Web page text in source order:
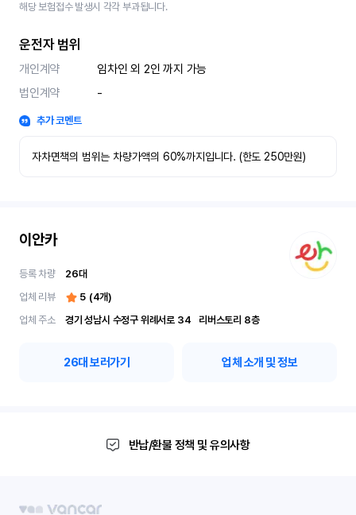
해당 보험접수 발생시 각각 부과됩니다.
운전자 범위
개인계약
임차인 외 2인 까지 가능
법인계약
-
추가 코멘트
자차면책의 범위는 차량가액의 60%까지입니다. (한도 250만원)
이안카
등록 차량 26대
업체 리뷰
5 (4개)
업체 주소
경기 성남시 수정구 위례서로 34	리버스토리 8층
26대 보러가기 업체 소개 및 정보
반납/환불 정책 및 유의사항